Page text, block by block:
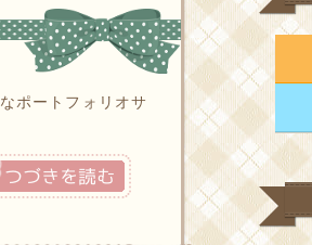
ポートフォリオサ
つづきを読む